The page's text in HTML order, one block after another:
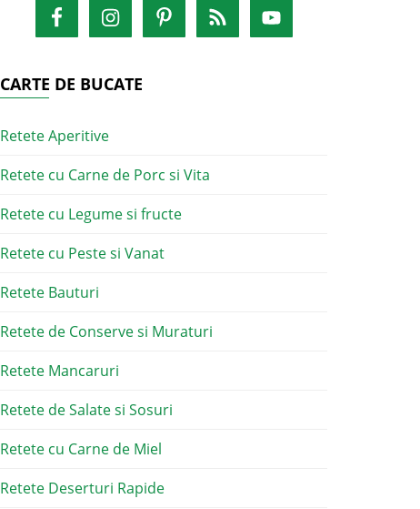
CARTE DE BUCATE
Retete Aperitive
Retete cu Carne de Porc si Vita
Retete cu Legume si fructe
Retete cu Peste si Vanat
Retete Bauturi
Retete de Conserve si Muraturi
Retete Mancaruri
Retete de Salate si Sosuri
Retete cu Carne de Miel
Retete Deserturi Rapide